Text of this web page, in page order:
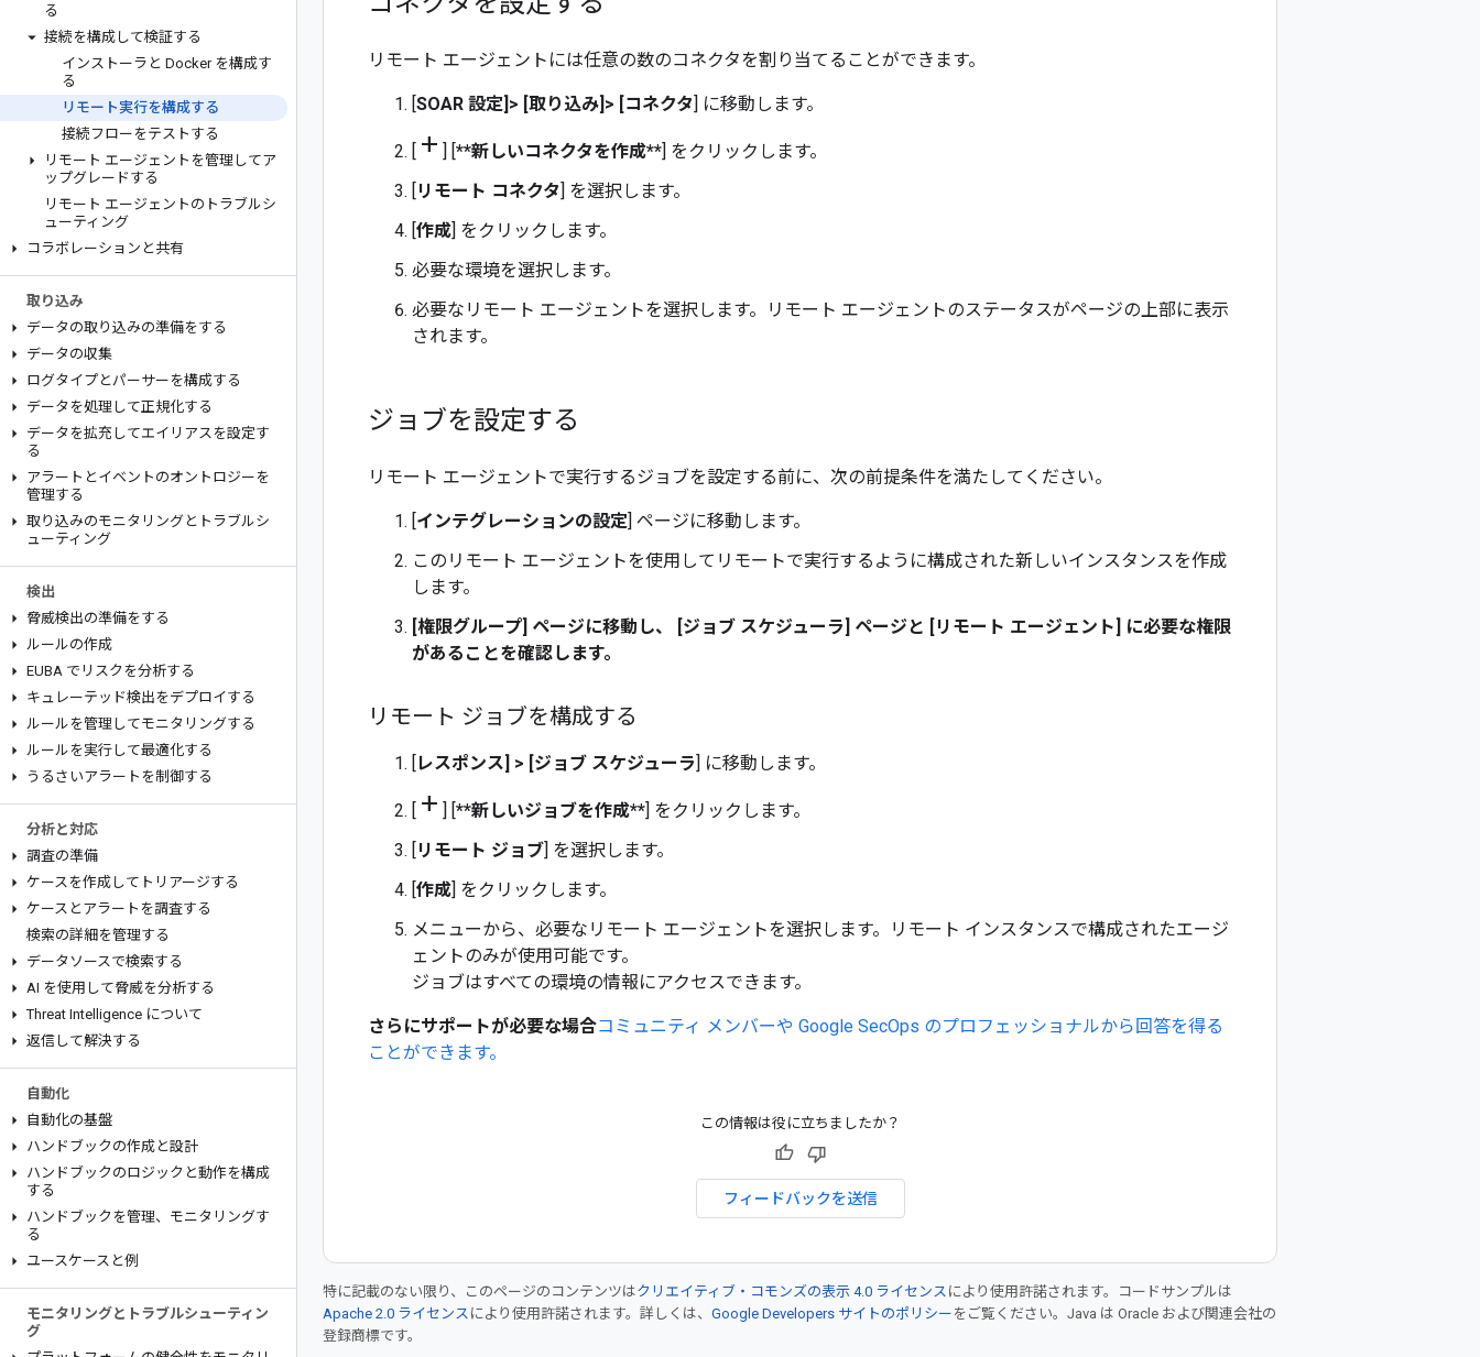
る
接続を構成して検証する
インストーラと Docker を構成す
る
リモート実行を構成する
接続フローをテストする
リモート エージェントを管理してア
ップグレードする
リモート エージェントのトラブルシ
ューティング
コラボレーションと共有
取り込み
データの取り込みの準備をする
データの収集
ログタイプとパーサーを構成する
データを処理して正規化する
データを拡充してエイリアスを設定す
る
アラートとイベントのオントロジーを
管理する
取り込みのモニタリングとトラブルシ
ューティング
検出
脅威検出の準備をする
ルールの作成
EUBA でリスクを分析する
キュレーテッド検出をデプロイする
ルールを管理してモニタリングする
ルールを実行して最適化する
うるさいアラートを制御する
分析と対応
調査の準備
ケースを作成してトリアージする
ケースとアラートを調査する
検索の詳細を管理する
データソースで検索する
AI を使用して脅威を分析する
Threat Intelligence について
返信して解決する
自動化
自動化の基盤
ハンドブックの作成と設計
ハンドブックのロジックと動作を構成
する
ハンドブックを管理、モニタリングす
る
ユースケースと例
モニタリングとトラブルシューティン
グ
リモート エージェントには任意の数のコネクタを割り当てることができます。
[SOAR 設定] > [取り込み] > [コネクタ] に移動します。
[ add ] [**新しいコネクタを作成**] をクリックします。
[リモート コネクタ] を選択します。
[作成] をクリックします。
必要な環境を選択します。
必要なリモート エージェントを選択します。リモート エージェントのステータスがページの上部に表示
されます。
ジョブを設定する
リモート エージェントで実行するジョブを設定する前に、次の前提条件を満たしてください。
[インテグレーションの設定] ページに移動します。
このリモート エージェントを使用してリモートで実行するように構成された新しいインスタンスを作成
します。
[権限グループ] ページに移動し、 [ジョブ スケジューラ] ページと [リモート エージェント] に必要な権限
があることを確認します。
リモート ジョブを構成する
[レスポンス] > [ジョブ スケジューラ] に移動します。
[ add ] [**新しいジョブを作成**] をクリックします。
[リモート ジョブ] を選択します。
[作成] をクリックします。
メニューから、必要なリモート エージェントを選択します。リモート インスタンスで構成されたエージ
ェントのみが使用可能です。
ジョブはすべての環境の情報にアクセスできます。
さらにサポートが必要な場合コミュニティ メンバーや Google SecOps のプロフェッショナルから回答を得る
ことができます。
この情報は役に立ちましたか？
フィードバックを送信
特に記載のない限り、このページのコンテンツはクリエイティブ・コモンズの表示 4.0 ライセンス により使用許諾されます。コードサンプルは
Apache 2.0 ライセンス により使用許諾されます。詳しくは、 Google Developers サイトのポリシー をご覧ください。Java は Oracle および関連会社の
登録商標です。